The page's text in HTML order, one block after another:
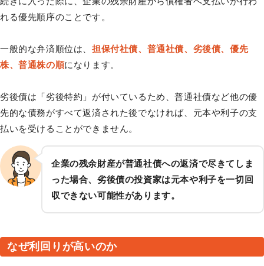
れる優先順序のことです。
一般的な弁済順位は、 担保付社債、普通社債、劣後債、優先
株、普通株の順になります。
劣後債は「劣後特約」が付いているため、普通社債など他の優
先的な債務がすべて返済された後でなければ、元本や利子の支
払いを受けることができません。
企業の残余財産が普通社債への返済で尽きてしま
った場合、劣後債の投資家は元本や利子を一切回
収できない可能性があります。
なぜ利回りが高いのか